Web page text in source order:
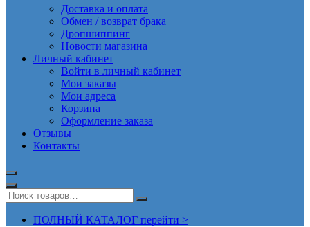
Доставка и оплата
Обмен / возврат брака
Дропшиппинг
Новости магазина
Личный кабинет
Войти в личный кабинет
Мои заказы
Мои адреса
Корзина
Оформление заказа
Отзывы
Контакты
ПОЛНЫЙ КАТАЛОГ перейти >